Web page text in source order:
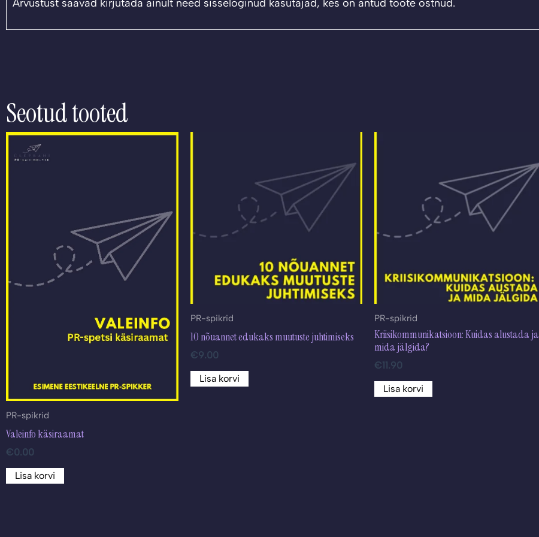
Arvustust saavad kirjutada ainult need sisseloginud kasutajad, kes on antud toote ostnud.
Seotud tooted
PR-spikrid
Valeinfo käsiraamat
€0.00
Lisa korvi
PR-spikrid
10 nõuannet edukaks muutuste juhtimiseks
€9.00
Lisa korvi
PR-spikrid
Kriisikommunikatsioon: Kuidas alustada ja
mida jälgida?
€11.90
Lisa korvi